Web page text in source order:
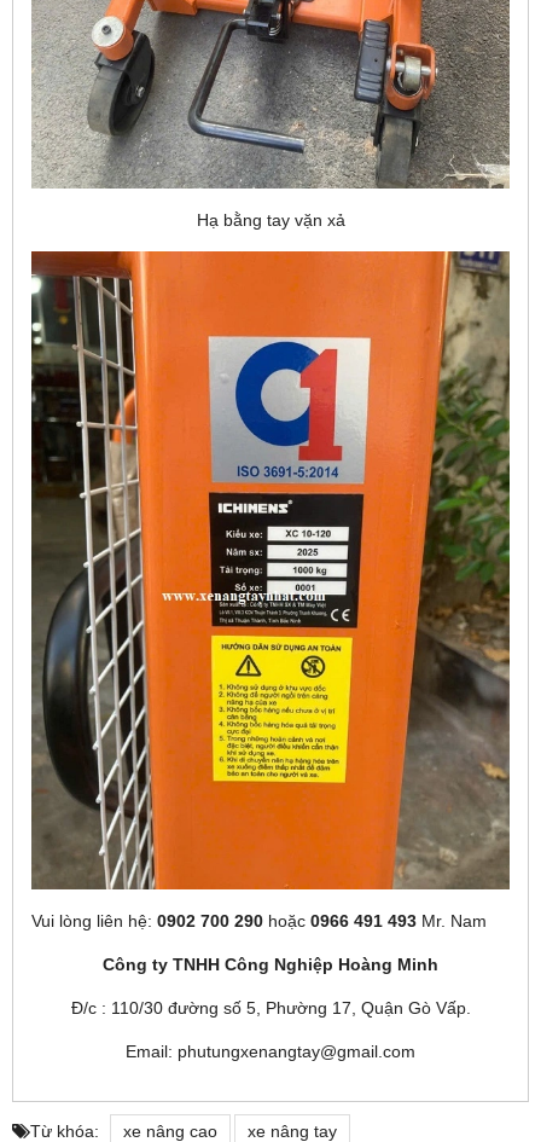
Hạ bằng tay vặn xả
Vui lòng liên hệ: 0902 700 290 hoặc 0966 491 493 Mr. Nam
Công ty TNHH Công Nghiệp Hoàng Minh
Đ/c : 110/30 đường số 5, Phường 17, Quận Gò Vấp.
Email: phutungxenangtay@gmail.com
Từ khóa: xe nâng cao xe nâng tay